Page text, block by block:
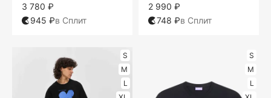
3 780 ₽
945 ₽в Сплит
2 990 ₽
748 ₽в Сплит
S
M
L
S
M
L